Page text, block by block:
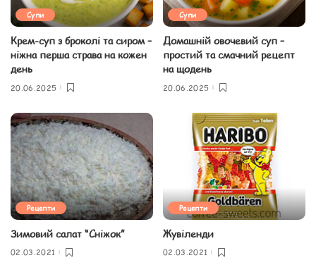
Супи
Крем-суп з броколі та сиром –
ніжна перша страва на кожен
день
20.06.2025
Супи
Домашній овочевий суп –
простий та смачний рецепт
на щодень
20.06.2025
Рецепти
Зимовий салат “Сніжок”
02.03.2021
Рецепти
Жувіленди
02.03.2021